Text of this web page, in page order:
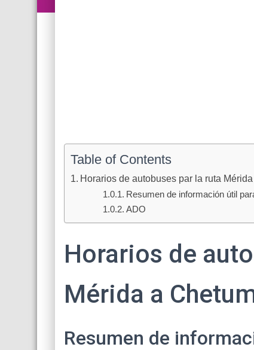
Table of Contents
Horarios de autobuses par la ruta
Resumen de información útil
ADO
Horarios de
Mérida a
Resumen de